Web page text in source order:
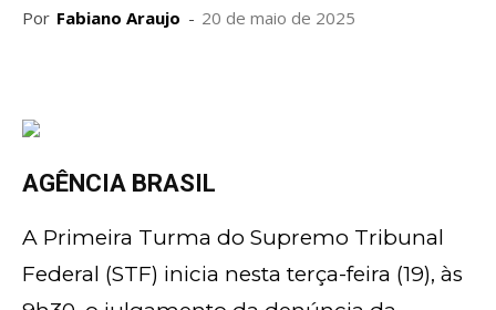
Por Fabiano Araujo - 20 de maio de 2025
AGÊNCIA BRASIL
A Primeira Turma do Supremo Tribunal
Federal (STF) inicia nesta terça-feira (19), às